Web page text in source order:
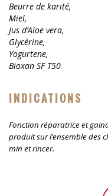
Beurre de karité,
Miel,
Jus d’Aloe vera,
Glycérine,
Yogurtene,
Bioxan SF T50
INDICATIONS
Fonction réparatrice et
produit sur l’ensemble des
min et rincer.